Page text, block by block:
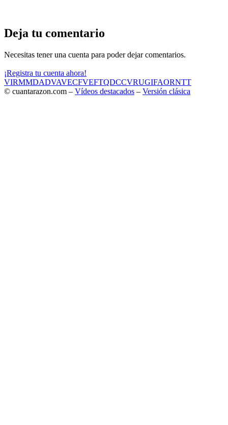
Deja tu comentario
Necesitas tener una cuenta para poder dejar comentarios.
¡Registra tu cuenta ahora!
VIRMMDADVAVECFVEFTQDCCVRUGIFAORNTT
© cuantarazon.com – Vídeos destacados – Versión clásica